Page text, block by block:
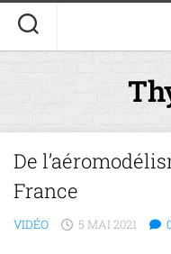
De
France
VIDÉO 5 MAI 2021